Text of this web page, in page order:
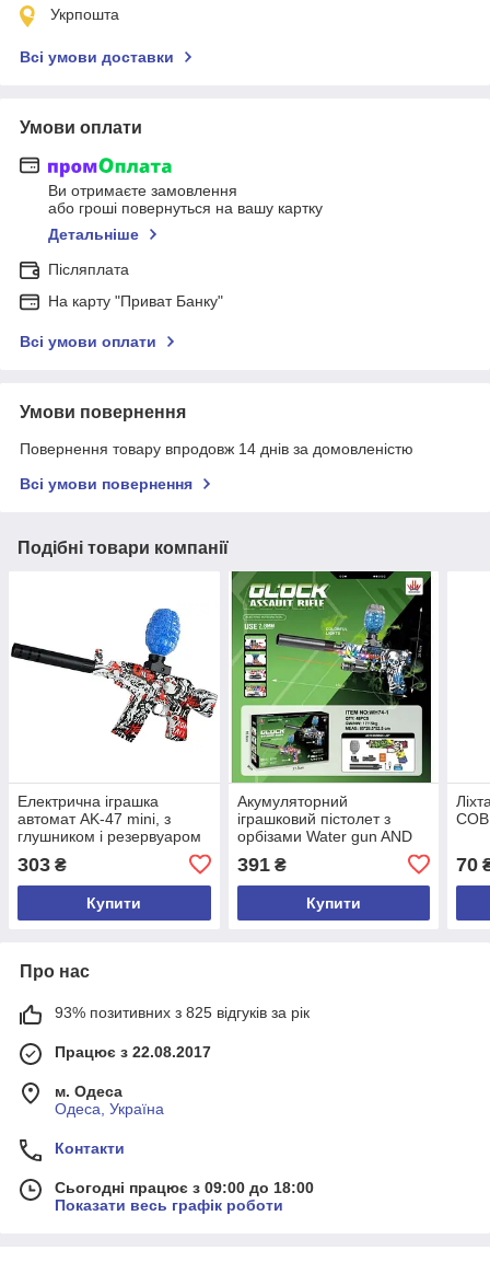
Укрпошта
Всі умови доставки
Умови оплати
Ви отримаєте замовлення
або гроші повернуться на вашу картку
Детальніше
Післяплата
На карту "Приват Банку"
Всі умови оплати
Умови повернення
Повернення товару впродовж 14 днів за домовленістю
Всі умови повернення
Подібні товари компанії
Електрична іграшка
автомат AK-47 mini, з
глушником і резервуаром
(-350)
303 ₴
Купити
Акумуляторний
іграшковий пістолет з
орбізами Water gun AND
391₴
Купити
70
Про нас
93% позитивних з 825 відгуків за рік
Працює з 22.08.2017
м. Одеса
Одеса, Україна
Контакти
Сьогодні працює з 09:00 до 18:00
Показати весь графік роботи